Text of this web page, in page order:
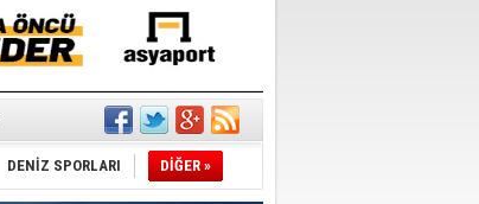
DENİZ SPORLARI DİĞER »